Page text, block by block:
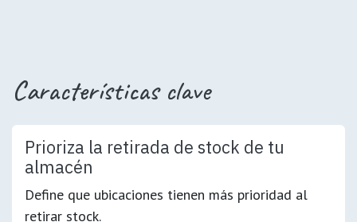
Características clave
Prioriza la retirada de stock de tu
almacén
Define que ubicaciones tienen más prioridad al
retirar stock.